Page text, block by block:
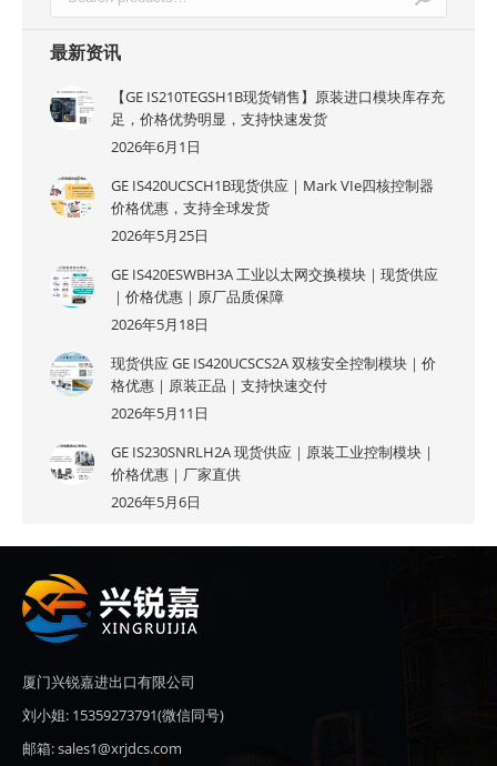
最新资讯
【GE IS210TEGSH1B现货销售】原装进口模块库存充
足，价格优势明显，支持快速发货
2026年6月1日
GE IS420UCSCH1B现货供应｜Mark VIe四核控制器
价格优惠，支持全球发货
2026年5月25日
GE IS420ESWBH3A 工业以太网交换模块｜现货供应
｜价格优惠｜原厂品质保障
2026年5月18日
现货供应 GE IS420UCSCS2A 双核安全控制模块｜价
格优惠｜原装正品｜支持快速交付
2026年5月11日
GE IS230SNRLH2A 现货供应｜原装工业控制模块｜
价格优惠｜厂家直供
2026年5月6日
厦门兴锐嘉进出口有限公司
刘小姐: 15359273791(微信同号)
邮箱: sales1@xrjdcs.com